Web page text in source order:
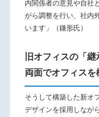
内関係者の意見や自社
がら調整を行い、社内
います」（鎌形氏）
旧オフィスの「
両面でオフィスを
そうして構築した新オ
デザインを採用しなが